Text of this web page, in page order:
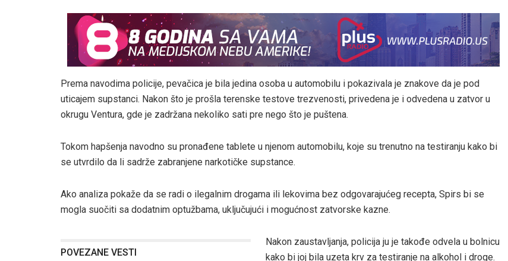
Prema navodima policije, pevačica je bila jedina osoba u automobilu i pokazivala je znakove da je pod
uticajem supstanci. Nakon što je prošla terenske testove trezvenosti, privedena je i odvedena u zatvor u
okrugu Ventura, gde je zadržana nekoliko sati pre nego što je puštena.
Tokom hapšenja navodno su pronađene tablete u njenom automobilu, koje su trenutno na testiranju kako bi
se utvrdilo da li sadrže zabranjene narkotičke supstance.
Ako analiza pokaže da se radi o ilegalnim drogama ili lekovima bez odgovarajućeg recepta, Spirs bi se
mogla suočiti sa dodatnim optužbama, uključujući i mogućnost zatvorske kazne.
POVEZANE VESTI
Nakon zaustavljanja, policija ju je takođe odvela u bolnicu
kako bi joj bila uzeta krv za testiranje na alkohol i droge.